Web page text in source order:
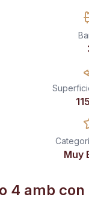
115
Muy
4 amb